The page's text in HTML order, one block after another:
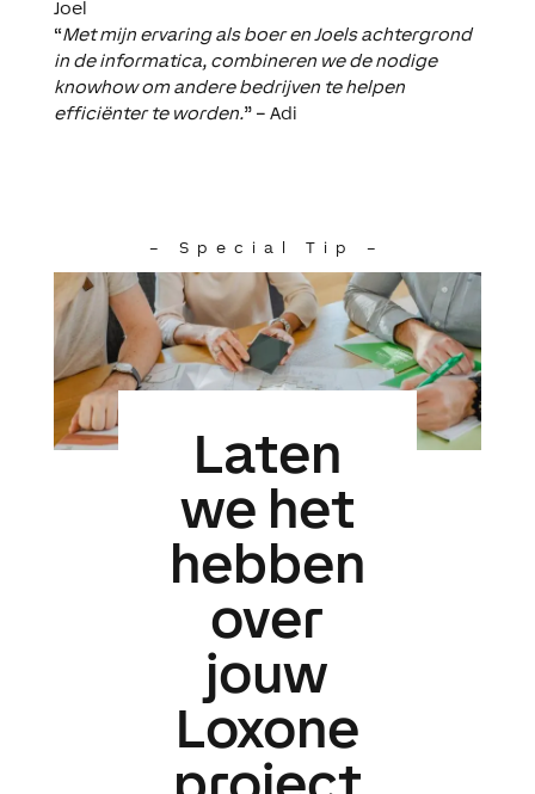
Joel
“Met mijn ervaring als boer en Joels achtergrond
in de informatica, combineren we de nodige
knowhow om andere bedrijven te helpen
efficiënter te worden.” – Adi
– Special Tip –
Laten
we het
hebben
over
jouw
Loxone